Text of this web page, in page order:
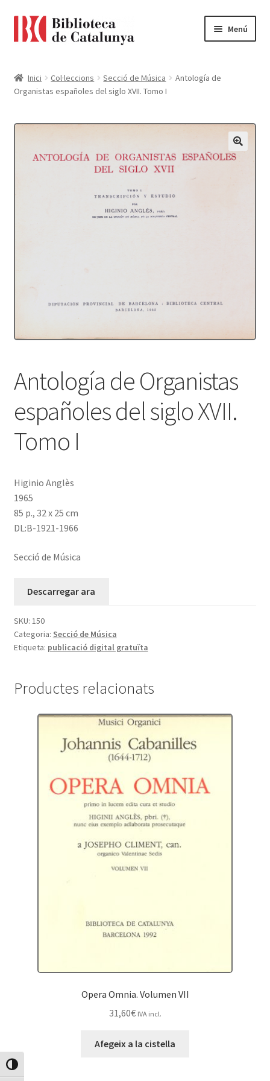
Canvia Alt Contrast
Menú
Accessibilitat
Cistella
El meu compte
Protecció de dades
Termes i condicions
Inici Col·leccions Secció de Música
Antología de
Organistas españoles del siglo XVII. Tomo I
Antología de Organistas
españoles del siglo XVII.
Tomo I
Higinio Anglès
1965
85 p., 32 x 25 cm
DL:B-1921-1966
Secció de Música
Descarregar ara
SKU: 150
Categoria: Secció de Música
Etiqueta: publicació digital gratuïta
Productes relacionats
Opera Omnia. Volumen VII
31,60€ IVA incl.
Afegeix a la cistella